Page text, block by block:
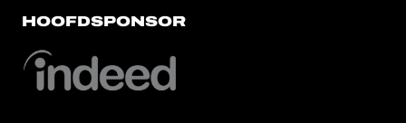
HOOFDSPONSOR